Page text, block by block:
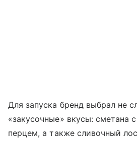
Для запуска бренд выбрал не
«закусочные» вкусы: сметана
перцем, а также сливочный